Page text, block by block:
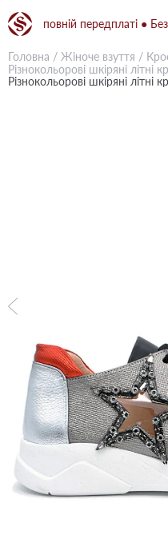
повній передплаті ●
Головна / Жіноче взуття /
Різнокольорові шкіряні літні
Різнокольорові шкіряні літні